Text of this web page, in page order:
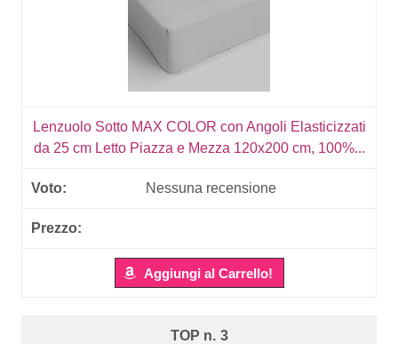
Lenzuolo Sotto MAX COLOR con Angoli Elasticizzati
da 25 cm Letto Piazza e Mezza 120x200 cm, 100%...
Nessuna recensione
Aggiungi al Carrello!
3